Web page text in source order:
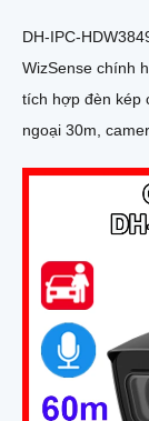
DH-IPC-
WizSense chính
tích hợp đèn kép
ngoại 30m,
âm, chuẩn POE
phương tiện